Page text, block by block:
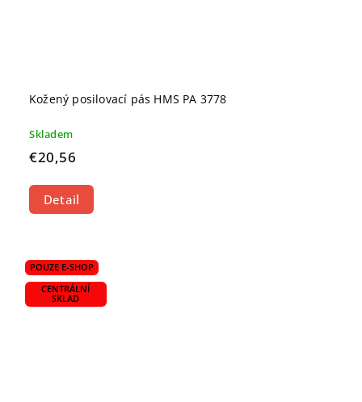
Kožený posilovací pás HMS PA 3778
Skladem
€20,56
Detail
POUZE E-SHOP
CENTRÁLNÍ
SKLAD